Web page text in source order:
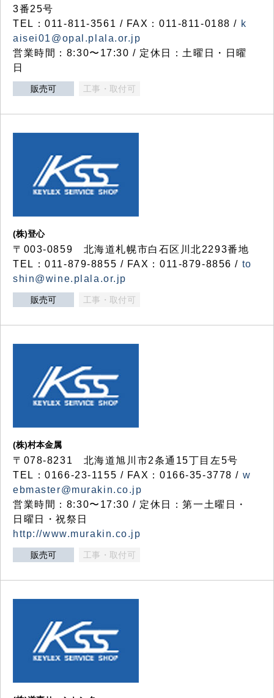
3番25号
TEL：011-811-3561 / FAX：011-811-0188 / k
aisei01@opal.plala.or.jp
営業時間：8:30〜17:30 / 定休日：土曜日・日曜
日
販売可 工事・取付可
(株)登心
〒003-0859 北海道札幌市白石区川北2293番地
TEL：011-879-8855 / FAX：011-879-8856 / to
shin@wine.plala.or.jp
販売可 工事・取付可
(株)村本金属
〒078-8231 北海道旭川市2条通15丁目左5号
TEL：0166-23-1155 / FAX：0166-35-3778 / w
ebmaster@murakin.co.jp
営業時間：8:30〜17:30 / 定休日：第一土曜日・
日曜日・祝祭日
http://www.murakin.co.jp
販売可 工事・取付可